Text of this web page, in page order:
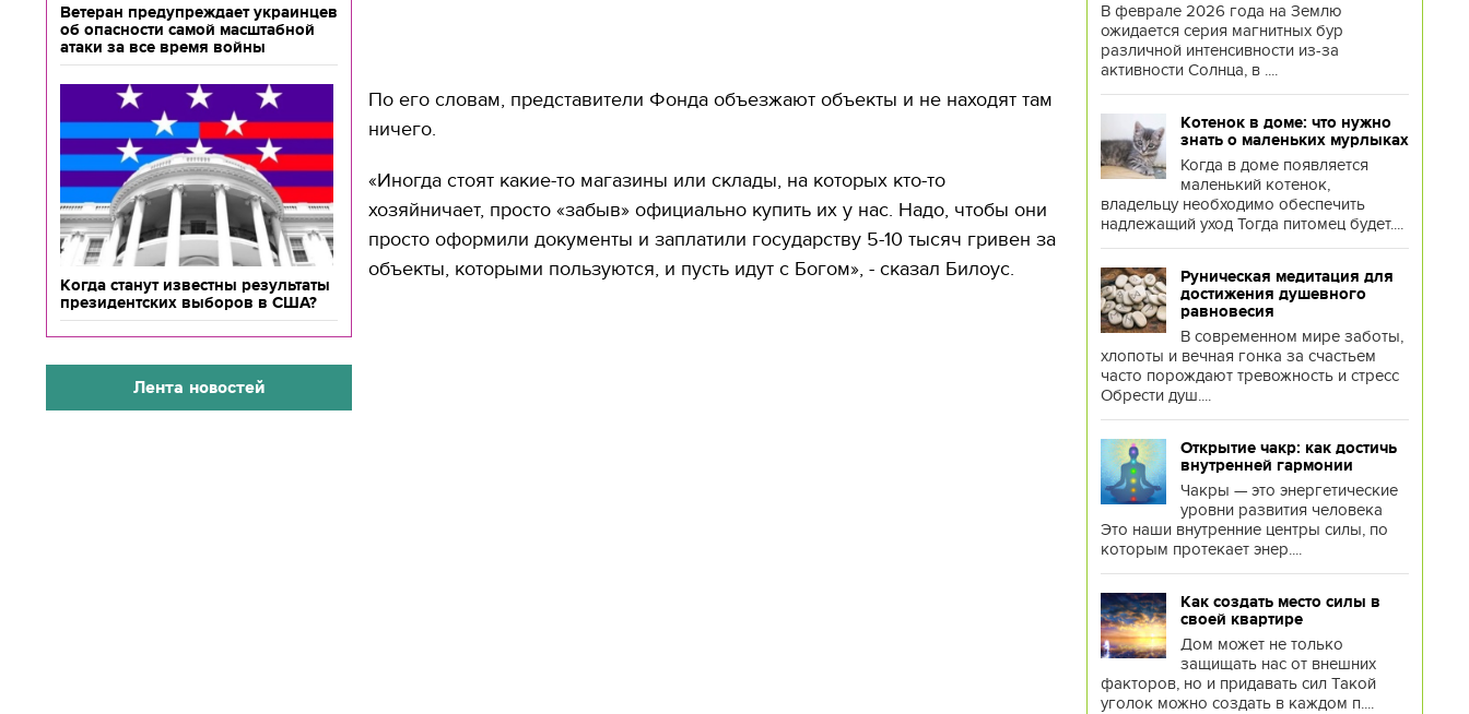
Ветеран предупреждает украинцев
об опасности самой масштабной
атаки за все время войны
Когда станут известны результаты
президентских выборов в США?
Лента новостей
По его словам, представители Фонда объезжают объекты и не находят там
ничего.
«Иногда стоят какие-то магазины или склады, на которых кто-то
хозяйничает, просто «забыв» официально купить их у нас. Надо, чтобы они
просто оформили документы и заплатили государству 5-10 тысяч гривен за
объекты, которыми пользуются, и пусть идут с Богом», - сказал Билоус.
В феврале 2026 года на Землю
ожидается серия магнитных бур
различной интенсивности из-за
активности Солнца, в ....
Котенок в доме: что нужно
знать о маленьких мурлыках
Когда в доме появляется
маленький котенок,
владельцу необходимо обеспечить
надлежащий уход Тогда питомец будет....
Руническая медитация для
достижения душевного
равновесия
В современном мире заботы,
хлопоты и вечная гонка за счастьем
часто порождают тревожность и стресс
Обрести душ....
Открытие чакр: как достичь
внутренней гармонии
Чакры — это энергетические
уровни развития человека
Это наши внутренние центры силы, по
которым протекает энер....
Как создать место силы в
своей квартире
Дом может не только
защищать нас от внешних
факторов, но и придавать сил Такой
уголок можно создать в каждом п....